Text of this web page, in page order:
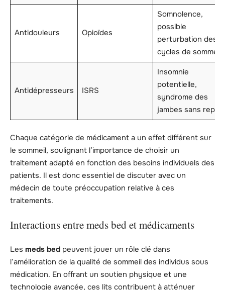
Antidouleurs Opioïdes
Somnolence,
possible
perturbation des
cycles de sommeil
Antidépresseurs ISRS
Insomnie
potentielle,
syndrome des
jambes sans repos
Chaque catégorie de médicament a un effet différent sur
le sommeil, soulignant l’importance de choisir un
traitement adapté en fonction des besoins individuels des
patients. Il est donc essentiel de discuter avec un
médecin de toute préoccupation relative à ces
traitements.
Interactions entre meds bed et médicaments
Les meds bed peuvent jouer un rôle clé dans
l’amélioration de la qualité de sommeil des individus sous
médication. En offrant un soutien physique et une
technologie avancée, ces lits contribuent à atténuer